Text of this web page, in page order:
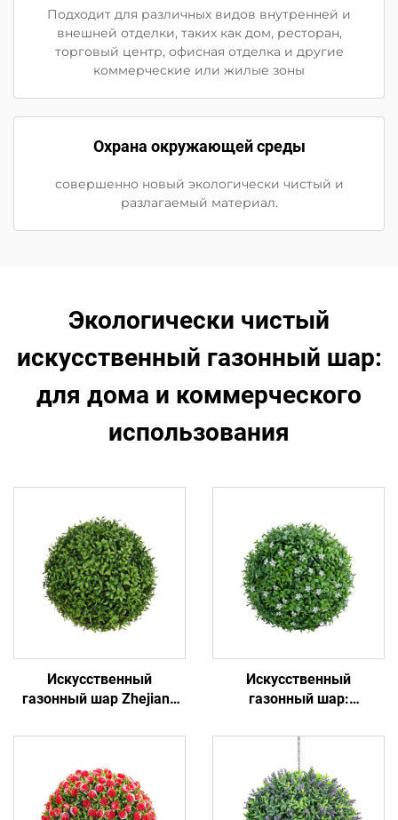
Подходит для различных видов внутренней и
внешней отделки, таких как дом, ресторан,
торговый центр, офисная отделка и другие
коммерческие или жилые зоны
Охрана окружающей среды
совершенно новый экологически чистый и
разлагаемый материал.
Экологически чистый
искусственный газонный шар:
для дома и коммерческого
использования
Искусственный
газонный шар Zhejiang
реалистичность и низкие
Искусственный
газонный шар:
вечнозеленая зелень